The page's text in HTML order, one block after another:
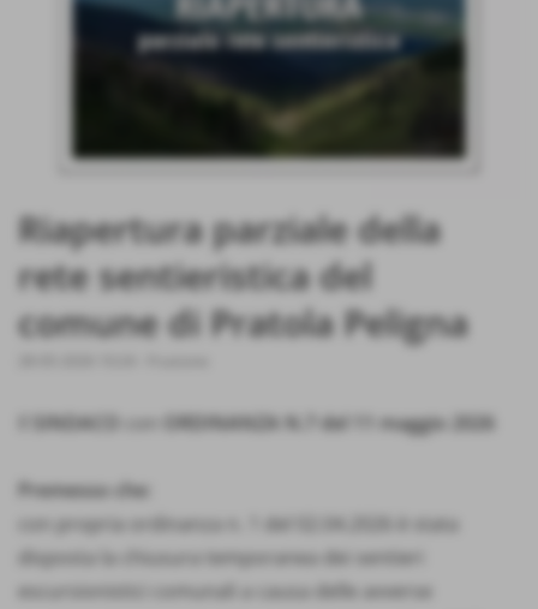
Riapertura parziale della
rete sentieristica del
comune di Pratola Peligna
SINDACO ORDINANZA N.7 del 11 maggio 2026
Premesso che:
con propria ordinanza n. 1 del 02.04.2026 è stata
disposta la chiusura temporanea dei sentieri
escursionistici comunali a causa delle avverse